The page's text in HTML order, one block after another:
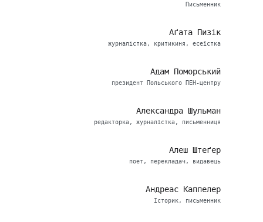
Письменник
Аґата Пизік
журналістка, критикиня, есеїстка
Адам Поморський
президент Польського ПЕН-центру
Александра Шульман
редакторка, журналістка, письменниця
Алеш Штеґер
поет, перекладач, видавець
Андреас Каппелер
Історик, письменник